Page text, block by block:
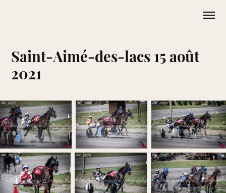
Saint-Aimé-des-lacs 15 août
2021